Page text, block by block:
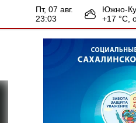
пт, 07 авг.
23:03
Южно-
+17 °С,